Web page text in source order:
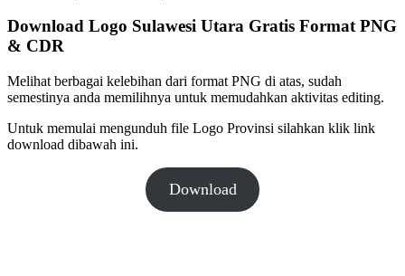
Download Logo Sulawesi Utara Gratis Format PNG
& CDR
Melihat berbagai kelebihan dari format PNG di atas, sudah
semestinya anda memilihnya untuk memudahkan aktivitas editing.
Untuk memulai mengunduh file Logo Provinsi silahkan klik link
download dibawah ini.
Download